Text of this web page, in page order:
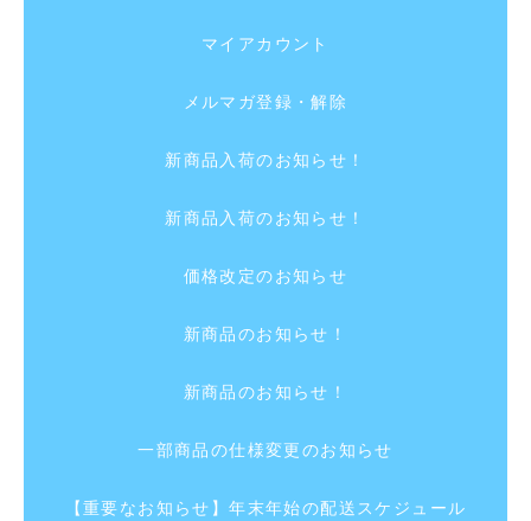
マイアカウント
メルマガ登録・解除
新商品入荷のお知らせ！
新商品入荷のお知らせ！
価格改定のお知らせ
新商品のお知らせ！
新商品のお知らせ！
一部商品の仕様変更のお知らせ
【重要なお知らせ】年末年始の配送スケジュール